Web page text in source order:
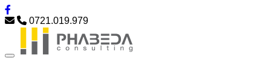
0721.019.979